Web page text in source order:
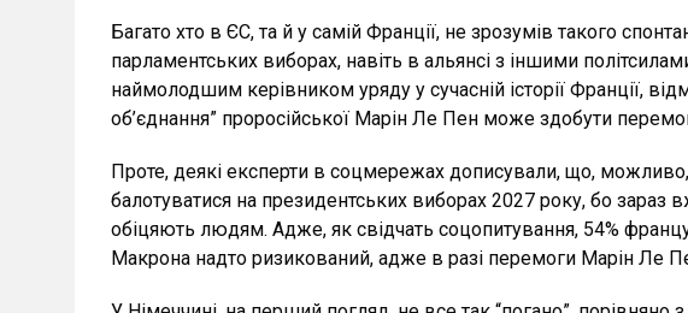
Багато хто в ЄС, та й у самій Франції, не зрозумів такого
парламентських виборах, навіть в альянсі з іншими
наймолодшим керівником уряду у сучасній історії Франції,
об’єднання” проросійської Марін Ле Пен може здобути
Проте, деякі експерти в соцмережах дописували, що,
балотуватися на президентських виборах 2027 року, бо зараз
обіцяють людям. Адже, як свідчать соцопитування, 54%
Макрона надто ризикований, адже в разі перемоги Марін Ле